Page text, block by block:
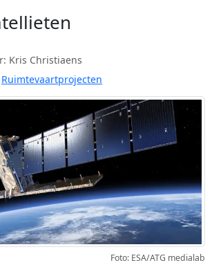
Kris Christiaens
Ruimtevaartprojecten
Foto: ESA/ATG medialab